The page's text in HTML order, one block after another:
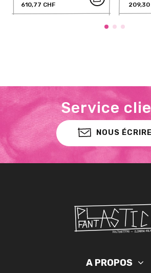
610,77 CHF
209,30
Service
NOUS ÉCRIRE
A PROPOS